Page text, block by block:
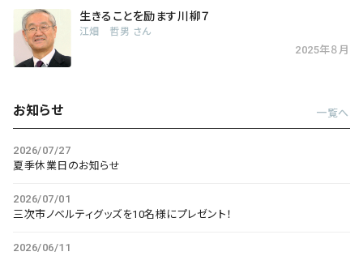
生きることを励ます川柳７
江畑 哲男 さん
2025年８月
お知らせ 一覧へ
2026/07/27
夏季休業日のお知らせ
2026/07/01
三次市ノベルティグッズを10名様にプレゼント！
2026/06/11